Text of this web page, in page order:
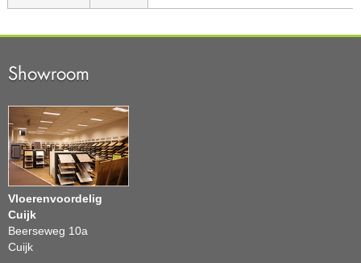
Showroom
Vloerenvoordelig
Cuijk
Beerseweg 10a
Cuijk